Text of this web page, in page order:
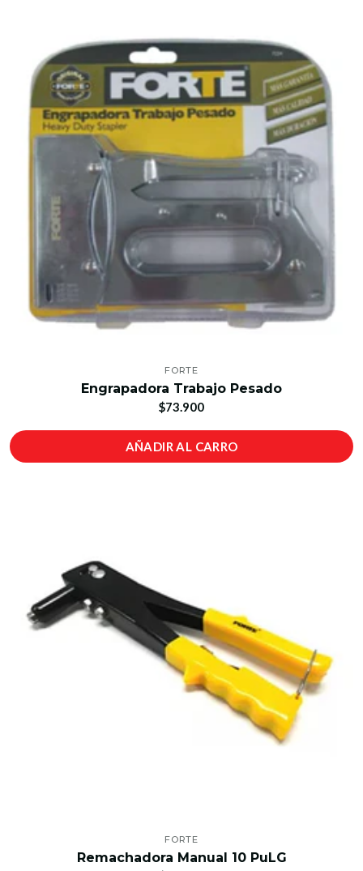
FORTE
Engrapadora Trabajo Pesado
$73.900
AÑADIR AL CARRO
FORTE
Remachadora Manual 10 PuLG